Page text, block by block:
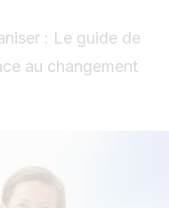
: Le guide de
au changement